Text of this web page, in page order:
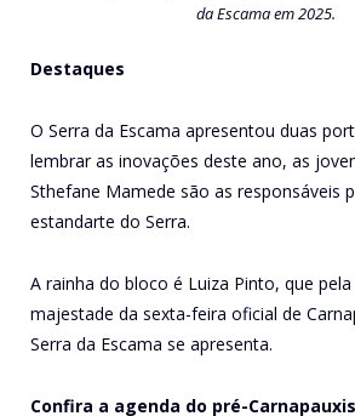
da Escama em 2025.
Destaques
O Serra da Escama apresentou duas
lembrar as inovações deste ano, as
Sthefane Mamede são as responsáveis
estandarte do Serra.
A rainha do bloco é Luiza Pinto, que
majestade da sexta-feira oficial de
Serra da Escama se apresenta.
Confira a agenda do pré-